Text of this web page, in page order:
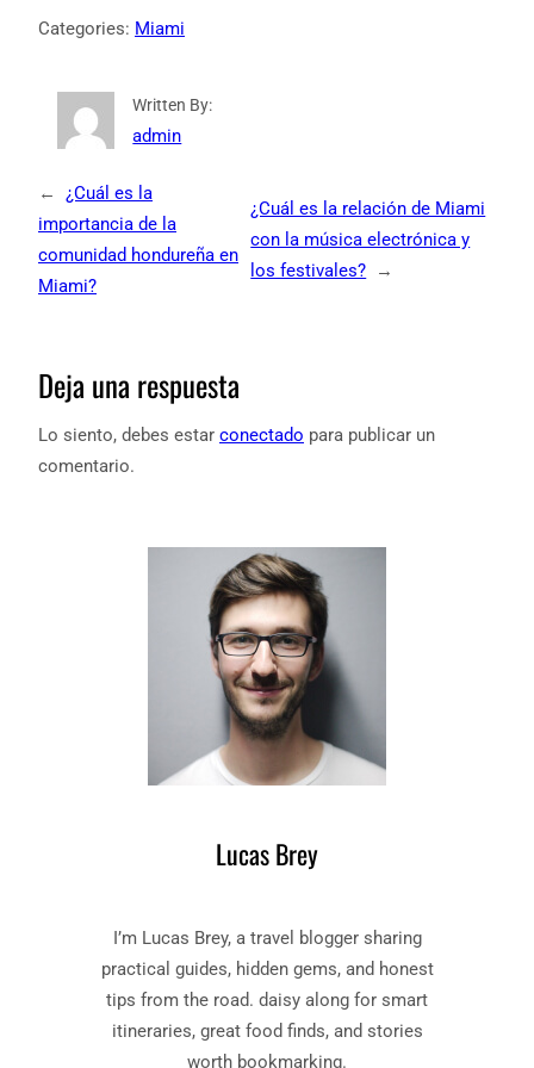
Categories: Miami
Written By:
admin
←
¿Cuál es la
importancia de la
comunidad hondureña en
Miami?
¿Cuál es la relación de Miami
con la música electrónica y
los festivales?
→
Deja una respuesta
Lo siento, debes estar conectado para publicar un
comentario.
Lucas Brey
I’m Lucas Brey, a travel blogger sharing
practical guides, hidden gems, and honest
tips from the road. daisy along for smart
itineraries, great food finds, and stories
worth bookmarking.